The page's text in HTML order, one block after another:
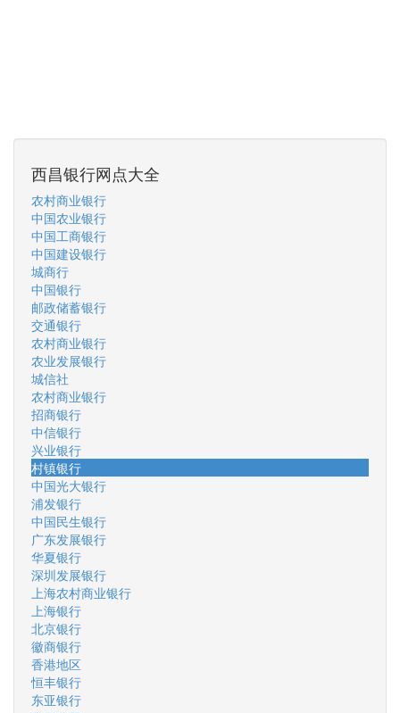
西昌银行网点大全
农村商业银行
中国农业银行
中国工商银行
中国建设银行
城商行
中国银行
邮政储蓄银行
交通银行
农村商业银行
农业发展银行
城信社
农村商业银行
招商银行
中信银行
兴业银行
村镇银行
中国光大银行
浦发银行
中国民生银行
广东发展银行
华夏银行
深圳发展银行
上海农村商业银行
上海银行
北京银行
徽商银行
香港地区
恒丰银行
东亚银行